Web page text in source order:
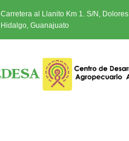
Carretera al Llanito Km 1. S/N, Dolores
Hidalgo, Guanajuato